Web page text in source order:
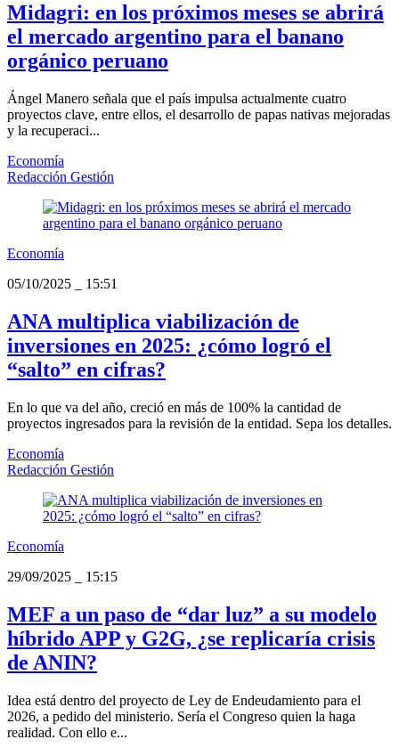
Midagri: en los próximos meses se abrirá
el mercado argentino para el banano
orgánico peruano
Ángel Manero señala que el país impulsa actualmente cuatro
proyectos clave, entre ellos, el desarrollo de papas nativas mejoradas
y la recuperaci...
Economía
Redacción Gestión
Economía
05/10/2025
15:51
ANA multiplica viabilización de
inversiones en 2025: ¿cómo logró el
“salto” en cifras?
En lo que va del año, creció en más de 100% la cantidad de
proyectos ingresados para la revisión de la entidad. Sepa los detalles.
Economía
Redacción Gestión
Economía
29/09/2025
15:15
MEF a un paso de “dar luz” a su modelo
híbrido APP y G2G, ¿se replicaría crisis
de ANIN?
Idea está dentro del proyecto de Ley de Endeudamiento para el
2026, a pedido del ministerio. Sería el Congreso quien la haga
realidad. Con ello e...